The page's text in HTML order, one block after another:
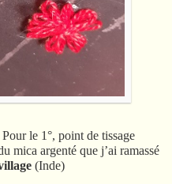
le 1°, point de tissage
mica argenté que j’ai ramassé
(Inde)